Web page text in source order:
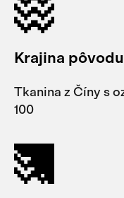
Krajina
Tkanina z Číny s
100